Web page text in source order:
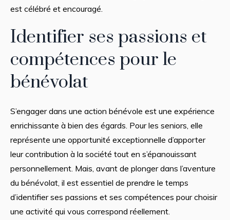
est célébré et encouragé.
Identifier ses passions et
compétences pour le
bénévolat
S’engager dans une action bénévole est une expérience
enrichissante à bien des égards. Pour les seniors, elle
représente une opportunité exceptionnelle d’apporter
leur contribution à la société tout en s’épanouissant
personnellement. Mais, avant de plonger dans l’aventure
du bénévolat, il est essentiel de prendre le temps
d’identifier ses passions et ses compétences pour choisir
une activité qui vous correspond réellement.